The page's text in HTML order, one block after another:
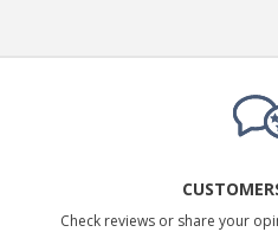
Check reviews or share your